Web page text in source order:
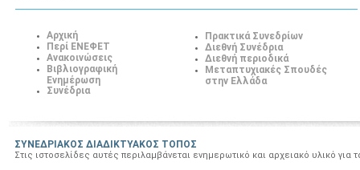
Αρχική
Περί ΕΝΕΦΕΤ
Ανακοινώσεις
Βιβλιογραφική
Ενημέρωση
Συνέδρια
Πρακτικά Συνεδρίων
Διεθνή Συνέδρια
Διεθνή περιοδικά
Μεταπτυχιακές Σπουδές
στην Ελλάδα
ΣΥΝΕΔΡΙΑΚΟΣ ΔΙΑΔΙΚΤΥΑΚΟΣ ΤΟΠΟΣ
Στις ιστοσελίδες αυτές περιλαμβάνεται ενημερωτικό και αρχειακό υλικό για